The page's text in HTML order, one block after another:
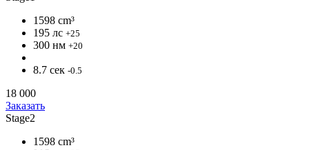
1598 cm³
195 лс +25
300 нм +20
8.7 сек -0.5
18 000
Заказать
Stage2
1598 cm³